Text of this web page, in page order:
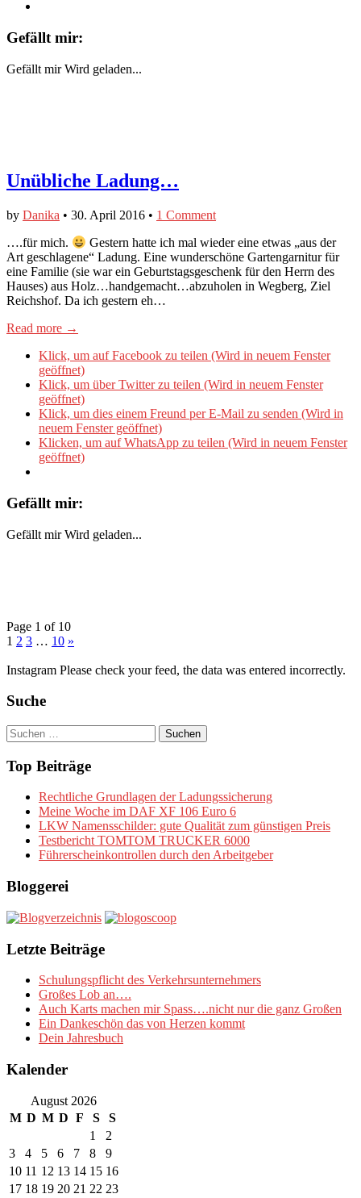
Gefällt mir:
Gefällt mir Wird geladen...
Unübliche Ladung…
by Danika • 30. April 2016 • 1 Comment
….für mich.
Gestern hatte ich mal wieder eine etwas „aus der
Art geschlagene“ Ladung. Eine wunderschöne Gartengarnitur für
eine Familie (sie war ein Geburtstagsgeschenk für den Herrn des
Hauses) aus Holz…handgemacht…abzuholen in Wegberg, Ziel
Reichshof. Da ich gestern eh…
Read more →
Klick, um auf Facebook zu teilen (Wird in neuem Fenster
geöffnet)
Klick, um über Twitter zu teilen (Wird in neuem Fenster
geöffnet)
Klick, um dies einem Freund per E-Mail zu senden (Wird in
neuem Fenster geöffnet)
Klicken, um auf WhatsApp zu teilen (Wird in neuem Fenster
geöffnet)
Gefällt mir:
Gefällt mir Wird geladen...
Page 1 of 10
1 2 3 … 10 »
Instagram Please check your feed, the data was entered incorrectly.
Suche
Suchen
nach:
Top Beiträge
Rechtliche Grundlagen der Ladungssicherung
Meine Woche im DAF XF 106 Euro 6
LKW Namensschilder: gute Qualität zum günstigen Preis
Testbericht TOMTOM TRUCKER 6000
Führerscheinkontrollen durch den Arbeitgeber
Bloggerei
Letzte Beiträge
Schulungspflicht des Verkehrsunternehmers
Großes Lob an….
Auch Karts machen mir Spass….nicht nur die ganz Großen
Ein Dankeschön das von Herzen kommt
Dein Jahresbuch
Kalender
August 2026
M D M D F S
S
1
2
3
4 5 6 7 8
9
10 11 12 13 14 15 16
17 18 19 20 21 22 23